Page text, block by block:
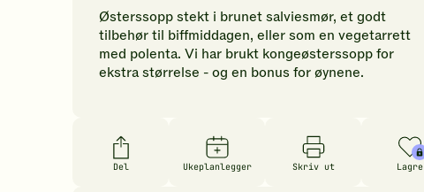
å
vurdere
denne
oppskriften.
Østerssopp stekt i brunet salviesmør, et godt
tilbehør til biffmiddagen, eller som en vegetarrett
med polenta. Vi har brukt kongeøsterssopp for
ekstra størrelse - og en bonus for øynene.
Del Ukeplanlegger Skriv ut Lagre